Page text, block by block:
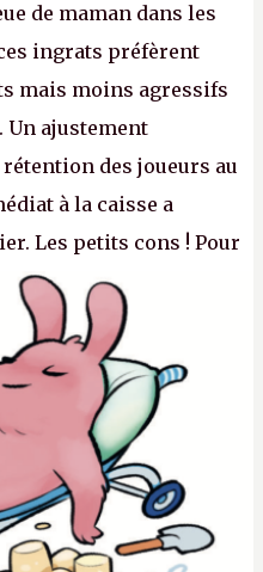
de maman dans les
ingrats préfèrent
mais moins agressifs
ajustement
des joueurs au
à la caisse a
Les petits cons ! Pour
peut compter
et l'explosion des
appartient donc
que des enfants